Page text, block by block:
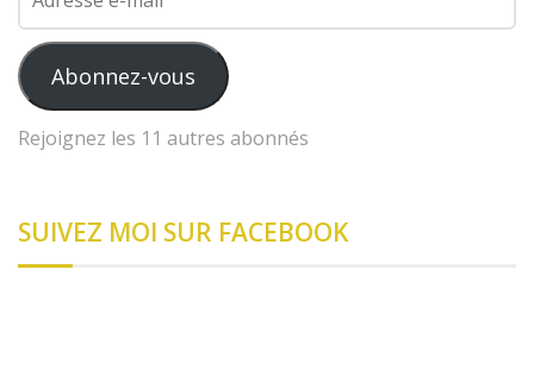
e-
mail
Abonnez-vous
Rejoignez les 11 autres abonnés
SUIVEZ MOI SUR FACEBOOK